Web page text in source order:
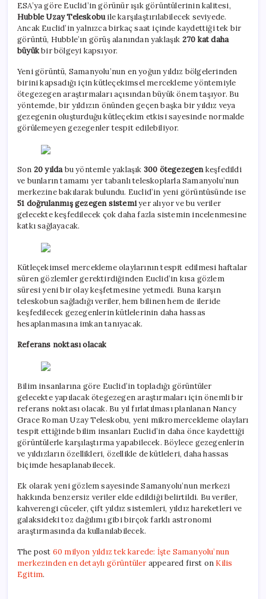
ESA’ya göre Euclid’in görünür ışık görüntülerinin kalitesi,
Hubble Uzay Teleskobuile karşılaştırılabilecek seviyede.
Ancak Euclid’in yalnızca birkaç saat içinde kaydettiği tek bir
görüntü, Hubble’ın görüş alanından yaklaşık 270 kat daha
büyükbir bölgeyi kapsıyor.
Yeni görüntü, Samanyolu’nun en yoğun yıldız bölgelerinden
birini kapsadığı için kütleçekimsel mercekleme yöntemiyle
ötegezegen araştırmaları açısından büyük önem taşıyor. Bu
yöntemde, bir yıldızın önünden geçen başka bir yıldız veya
gezegenin oluşturduğu kütleçekim etkisi sayesinde normalde
görülemeyen gezegenler tespit edilebiliyor.
Son 20 yıldabu yöntemle yaklaşık 300 ötegezegenkeşfedildi
ve bunların tamamı yer tabanlı teleskoplarla Samanyolu’nun
merkezine bakılarak bulundu. Euclid’in yeni görüntüsünde ise
51 doğrulanmış gezegen sistemiyer alıyor ve bu veriler
gelecekte keşfedilecek çok daha fazla sistemin incelenmesine
katkı sağlayacak.
Kütleçekimsel mercekleme olaylarının tespit edilmesi haftalar
süren gözlemler gerektirdiğinden Euclid’in kısa gözlem
süresi yeni bir olay keşfetmesine yetmedi. Buna karşın
teleskobun sağladığı veriler, hem bilinen hem de ileride
keşfedilecek gezegenlerin kütlelerinin daha hassas
hesaplanmasına imkan tanıyacak.
Referans noktası olacak
Bilim insanlarına göre Euclid’in topladığı görüntüler
gelecekte yapılacak ötegezegen araştırmaları için önemli bir
referans noktası olacak. Bu yıl fırlatılması planlanan Nancy
Grace Roman Uzay Teleskobu, yeni mikromercekleme olayları
tespit ettiğinde bilim insanları Euclid’in daha önce kaydettiği
görüntülerle karşılaştırma yapabilecek. Böylece gezegenlerin
ve yıldızların özellikleri, özellikle de kütleleri, daha hassas
biçimde hesaplanabilecek.
Ek olarak yeni gözlem sayesinde Samanyolu’nun merkezi
hakkında benzersiz veriler elde edildiği belirtildi. Bu veriler,
kahverengi cüceler, çift yıldız sistemleri, yıldız hareketleri ve
galaksideki toz dağılımı gibi birçok farklı astronomi
araştırmasında da kullanılabilecek.
The post 60 milyon yıldız tek karede: İşte Samanyolu’nun
merkezinden en detaylı görüntüler appeared first on Kilis
Egitim.